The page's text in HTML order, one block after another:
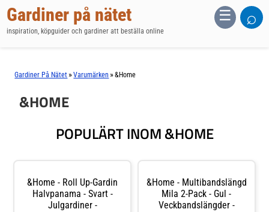
Gardiner på nätet
inspiration, köpguider och gardiner att beställa online
☰ ⌕
Gardiner På Nätet »Varumärken »&Home
&HOME
POPULÄRT INOM &HOME
&Home - Roll Up-Gardin
Halvpanama - Svart -
Julgardiner -
&Home - Multibandslängd
Mila 2-Pack - Gul -
Veckbandslängder -